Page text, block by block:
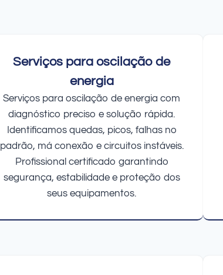
Serviços para oscilação de
energia
Serviços para oscilação de energia com
diagnóstico preciso e solução rápida.
Identificamos quedas, picos, falhas no
padrão, má conexão e circuitos instáveis.
Profissional certificado garantindo
segurança, estabilidade e proteção dos
seus equipamentos.